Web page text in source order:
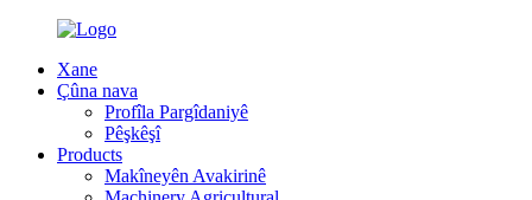
Xane
Çûna nava
Profîla Pargîdaniyê
Pêşkêşî
Products
Makîneyên Avakirinê